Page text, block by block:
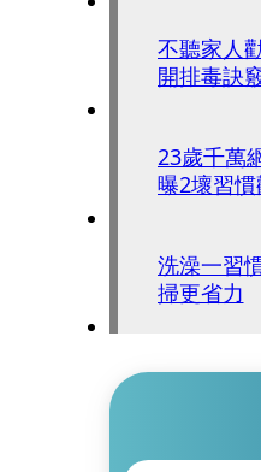
不聽家人
開排毒訣
23歲千萬
曝2壞習
洗澡一習
掃更省力